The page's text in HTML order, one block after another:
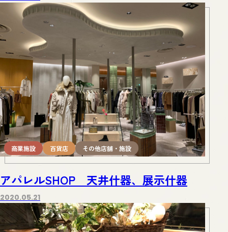
商業施設 百貨店 その他店舗・施設
アパレルSHOP 天井什器、展示什器
2020.05.21